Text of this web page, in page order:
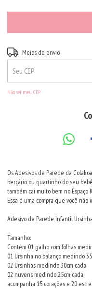
Entregas para o CEP:
Meios de envio
Não sei meu CEP
Os Adesivos de Parede da
berçário ou quartinho do seu
também cai muito bem no
Essa é uma compra que você
Adesivo de Parede Infantil
Tamanho:
Contém 01 galho com folhas
01 Ursinha no balanço medindo
02 Ursinhas medindo 30cm cada
02 nuvens medindo 25cm cada
acompanha 15 corações e 20